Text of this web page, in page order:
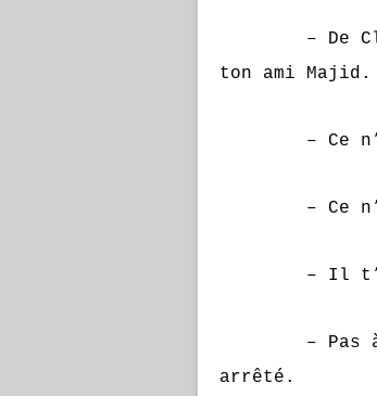
– De
ton ami Majid.
– Ce n’est
– Ce
– Il t’a
– Pas à
arrêté.